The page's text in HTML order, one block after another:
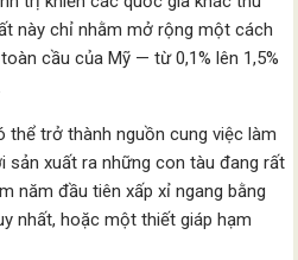
này chỉ nhằm mở rộng một cách
cầu của Mỹ — từ 0,1% lên 1,5%
thể trở thành nguồn cung việc làm
sản xuất ra những con tàu đang rất
năm đầu tiên xấp xỉ ngang bằng
nhất, hoặc một thiết giáp hạm